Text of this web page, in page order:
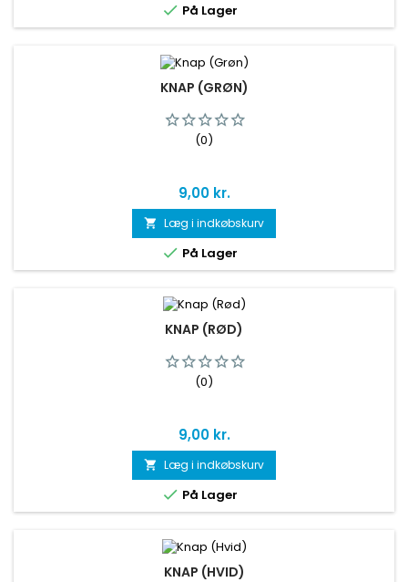
 På Lager
KNAP (GRØN)
(0)
Pris
9,00 kr.
 Læg i indkøbskurv
 På Lager
KNAP (RØD)
(0)
Pris
9,00 kr.
 Læg i indkøbskurv
 På Lager
KNAP (HVID)